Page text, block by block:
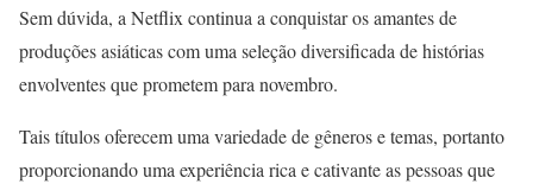
Sem dúvida, a Netflix continua a conquistar os amantes de
produções asiáticas com uma seleção diversificada de histórias
envolventes que prometem para novembro.
Tais títulos oferecem uma variedade de gêneros e temas, portanto
proporcionando uma experiência rica e cativante as pessoas que